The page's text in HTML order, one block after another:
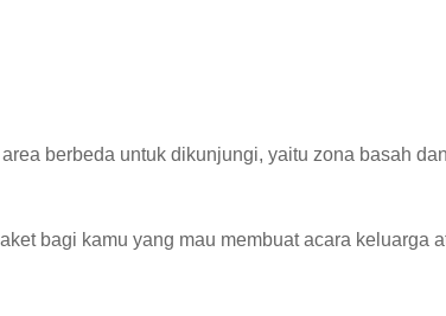
berbeda untuk dikunjungi, yaitu zona basah
bagi kamu yang mau membuat acara keluarga